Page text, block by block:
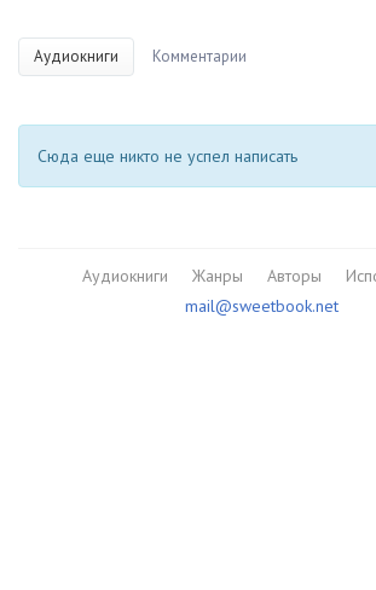
Аудиокниги Комментарии
Сюда еще никто не успел написать
Аудиокниги Жанры Авторы
mail@sweetbook.net